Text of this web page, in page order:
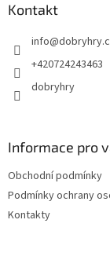
Kontakt
info@
+420724243463
dobryhry
Informace pro
Obchodní podmínky
Podmínky ochrany
Kontakty